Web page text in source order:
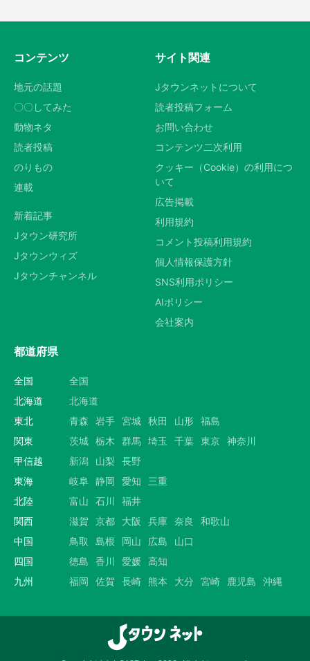
コンテンツ
地元の話題
〇〇してみた
動物ネタ
読者投稿
のりもの
連載
新着記事
Jタウン研究所
Jタウンウィズ
Jタウンチャンネル
サイト関連
Jタウンネットについて
読者投稿フォーム
お問い合わせ
コンテンツ二次利用
クッキー（Cookie）の利用につ
いて
広告掲載
利用規約
コメント投稿利用規約
個人情報保護方針
SNS利用ポリシー
AIポリシー
会社案内
都道府県
全国
全国
北海道
北海道
東北
青森 岩手 宮城 秋田 山形 福島
関東
茨城 栃木 群馬 埼玉 千葉 東京 神奈川
甲信越
新潟 山梨
長野
東海
岐阜 静岡 愛知
三重
北陸
富山 石川
福井
関西
滋賀 京都 大阪 兵庫 奈良
和歌山
中国
鳥取 島根 岡山 広島
山口
四国
徳島 香川 愛媛 高知
九州
福岡 佐賀 長崎 熊本 大分 宮崎 鹿児島 沖縄